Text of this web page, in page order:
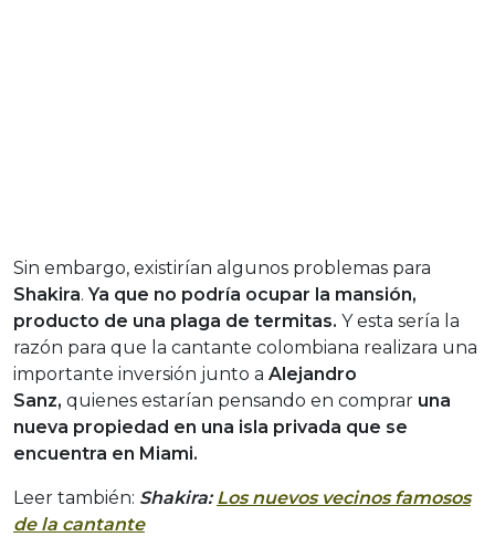
Sin embargo, existirían algunos problemas para
Shakira.Ya que no podría ocupar la mansión,
producto de una plaga de termitas. Y esta sería la
razón para que la cantante colombiana realizara una
importante inversión junto a Alejandro
Sanz, quienes estarían pensando en comprar una
nueva propiedad en una isla privada que se
encuentra en Miami.
Leer también: Shakira: Los nuevos vecinos famosos
de la cantante